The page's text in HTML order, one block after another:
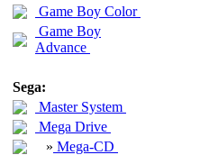
Game Boy Color
Game Boy
Advance
Sega:
Master System
Mega Drive
» Mega-CD